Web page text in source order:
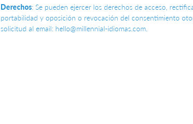
Derechos: Se pueden ejercer los derechos de acceso,
portabilidad y oposición o revocación del consentimiento
solicitud al email: hello@millennial-idiomas.com.